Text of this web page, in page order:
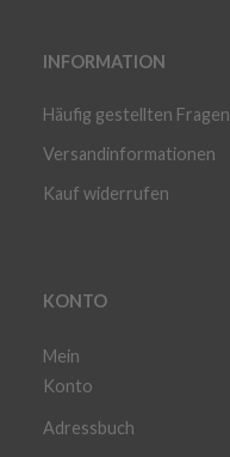
INFORMATION
Häufig gestellten Fragen
Versandinformationen
Kauf widerrufen
KONTO
Mein
Konto
Adressbuch